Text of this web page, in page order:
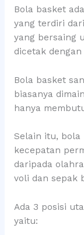
Bola basket
yang terdiri
yang bersaing
dicetak
Bola basket
biasanya
hanya
Selain itu, bola
kecepatan
daripada
voli dan sepak
Ada 3 posisi
yaitu: